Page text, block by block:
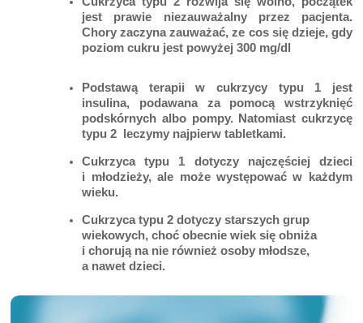
jest prawie niezauważalny przez pacjenta.
Chory zaczyna zauważać, ze cos się dzieje, gdy
poziom cukru jest powyżej 300 mg/dl
Podstawą terapii w cukrzycy typu 1 jest
insulina, podawana za pomocą wstrzyknięć
podskórnych albo pompy. Natomiast cukrzycę
typu 2 leczymy najpierw tabletkami.
Cukrzyca typu 1 dotyczy najczęściej dzieci
i młodzieży, ale może występować w każdym
wieku.
Cukrzyca typu 2 dotyczy starszych grup
wiekowych, choć obecnie wiek się obniża
i chorują na nie również osoby młodsze,
a nawet dzieci.